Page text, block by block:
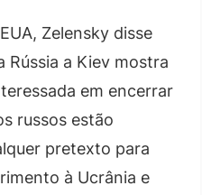
Zelensky disse
Rússia a Kiev mostra
em encerrar
russos estão
pretexto para
à Ucrânia e